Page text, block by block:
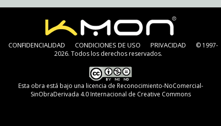
CONFIDENCIALIDAD CONDICIONES DE USO PRIVACIDAD
© 1997-
2026. Todos los derechos reservados.
Esta obra está bajo una licencia de Reconocimiento-NoComercial-
SinObraDerivada 4.0 Internacional de Creative Commons